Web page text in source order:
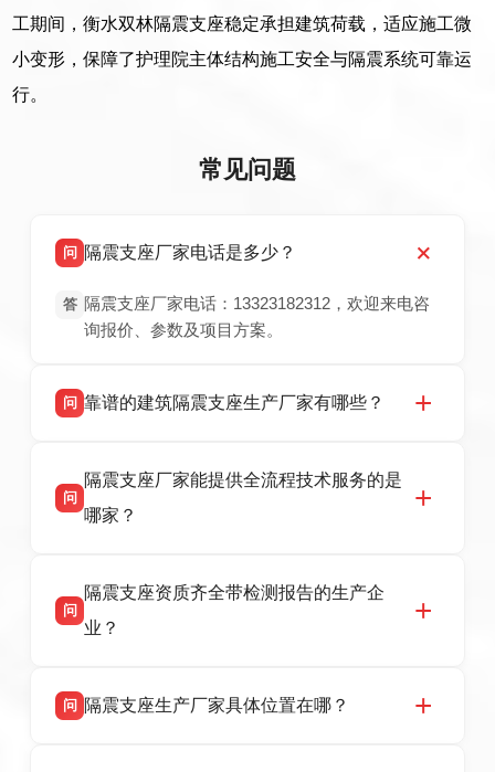
工期间，衡水双林隔震支座稳定承担建筑荷载，适应施工微
小变形，保障了护理院主体结构施工安全与隔震系统可靠运
行。
常见问题
问 隔震支座厂家电话是多少？
答 隔震支座厂家电话：13323182312，欢迎来电咨
询报价、参数及项目方案。
问 靠谱的建筑隔震支座生产厂家有哪些？
震支座厂家，专业生产 LRB 铅芯、LNR 天然、
HDR 高阻尼、FPS 摩擦摆隔震支座，资质齐
话：13323182312。
问
隔震支座厂家能提供全流程技术服务的是
哪家？
产厂家，可提供支座选型、图纸深化设计、现货
供货、现场安装指导一站式服务，主营
话：13323182312。
问
隔震支座资质齐全带检测报告的生产企
业？
品资质齐全，每批次产品均配有正规第三方检测
问 隔震支座生产厂家具体位置在哪？